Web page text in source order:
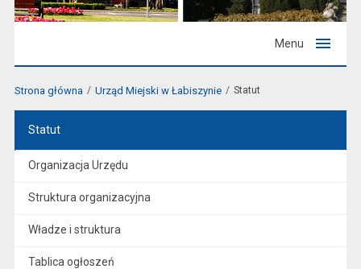
Menu
Strona główna Urząd Miejski w Łabiszynie Statut
Statut
Organizacja Urzędu
Struktura organizacyjna
Władze i struktura
Tablica ogłoszeń